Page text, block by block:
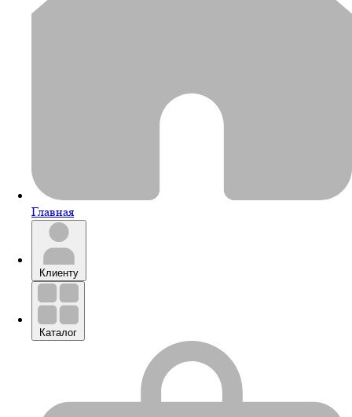
Главная
Клиенту
Каталог